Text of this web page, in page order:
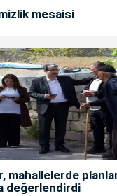
mesaisi
mahallelerde
değerlendirdi